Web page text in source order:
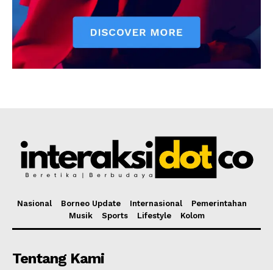
Nasional Borneo Update Internasional
Pemerintahan
Musik
Sports Lifestyle Kolom
Tentang Kami